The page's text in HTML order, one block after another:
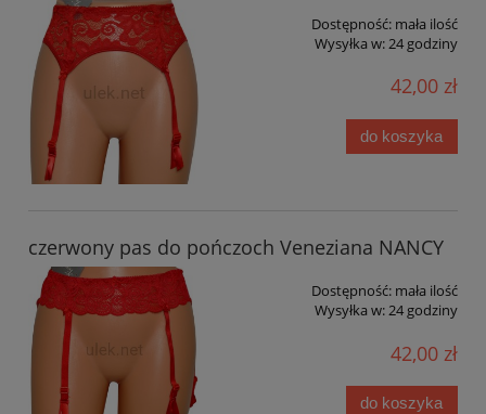
Dostępność: mała ilość
Wysyłka w:24 godziny
42,00 zł
do koszyka
czerwony pas do pończoch Veneziana NANCY
Dostępność: mała ilość
Wysyłka w:24 godziny
42,00 zł
do koszyka